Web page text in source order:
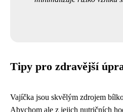
Tipy pro zdravější
Vajíčka jsou skvělým zdrojem
Abychom ale z jejich nutričních